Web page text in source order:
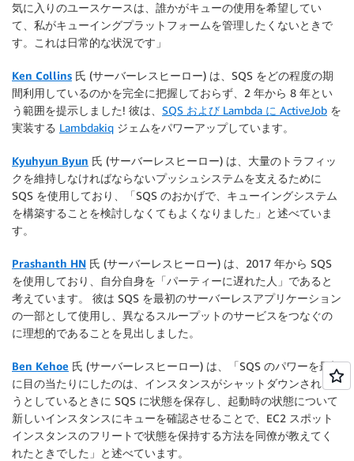
気に入りのユースケースは、誰かがキューの使用を希望してい
て、私がキューイングプラットフォームを管理したくないときで
す。これは日常的な状況です」
Ken Collins 氏 (サーバーレスヒーロー) は、SQS をどの程度の期
間利用しているのかを完全に把握しておらず、2 年から 8 年とい
う範囲を提示しました! 彼は、 SQS および Lambda に ActiveJob を
実装する Lambdakiq ジェムをパワーアップしています。
Kyuhyun Byun 氏 (サーバーレスヒーロー) は、大量のトラフィッ
クを維持しなければならないプッシュシステムを支えるために
SQS を使用しており、「SQS のおかげで、キューイングシステム
を構築することを検討しなくてもよくなりました」と述べていま
す。
Prashanth HN 氏 (サーバーレスヒーロー) は、2017 年から SQS
を使用しており、自分自身を「パーティーに遅れた人」であると
考えています。 彼は SQS を最初のサーバーレスアプリケーション
の一部として使用し、異なるスループットのサービスをつなぐの
に理想的であることを見出しました。
Ben Kehoe 氏 (サーバーレスヒーロー) は、「SQS のパワーを最初
に目の当たりにしたのは、インスタンスがシャットダウンされよ
うとしているときに SQS に状態を保存し、起動時の状態について
新しいインスタンスにキューを確認させることで、EC2 スポット
インスタンスのフリートで状態を保持する方法を同僚が教えてく
れたときでした」と述べています。